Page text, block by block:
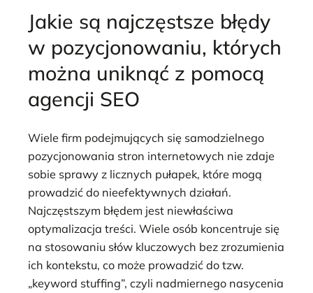
Jakie są najczęstsze błędy
w pozycjonowaniu, których
można uniknąć z pomocą
agencji SEO
Wiele firm podejmujących się samodzielnego
pozycjonowania stron internetowych nie zdaje
sobie sprawy z licznych pułapek, które mogą
prowadzić do nieefektywnych działań.
Najczęstszym błędem jest niewłaściwa
optymalizacja treści. Wiele osób koncentruje się
na stosowaniu słów kluczowych bez zrozumienia
ich kontekstu, co może prowadzić do tzw.
„keyword stuffing”, czyli nadmiernego nasycenia